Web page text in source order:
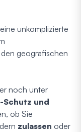
unkomplizierte
geografischen
noch unter
Schutz und
ob Sie
zulassen oder